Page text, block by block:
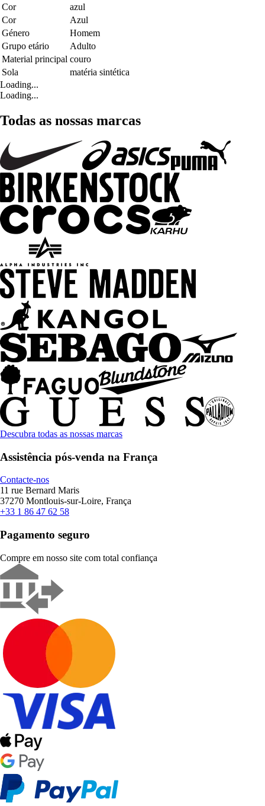
Cor
azul
Cor
Azul
Género
Homem
Grupo etário
Adulto
Material principal couro
Sola
matéria sintética
Loading...
Loading...
Todas as nossas marcas
Descubra todas as nossas marcas
Assistência pós-venda na França
Contacte-nos
11 rue Bernard Maris
37270 Montlouis-sur-Loire, França
+33 1 86 47 62 58
Pagamento seguro
Compre em nosso site com total confiança